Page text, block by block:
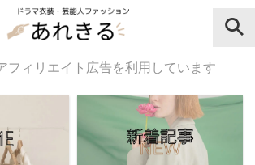
で検索♪／
なるドラマ名や芸能人名でおし
フィリエイト広告を利用しています